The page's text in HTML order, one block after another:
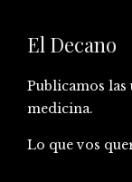
El Decano
Publicamos
medicina.
Lo que vos